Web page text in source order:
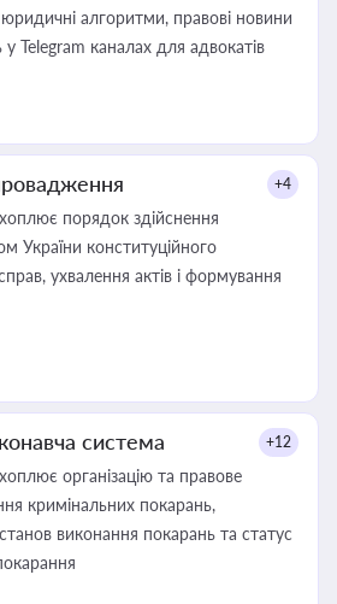
юридичні алгоритми, правові новини
Telegram каналах для адвокатів
+4
порядок здійснення
України конституційного
ухвалення актів і формування
система +12
організацію та правове
кримінальних покарань,
виконання покарань та статус